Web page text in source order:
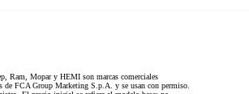
Ram, Mopar y HEMI son marcas comerciales
FCA Group Marketing S.p.A. y se usan con permiso.